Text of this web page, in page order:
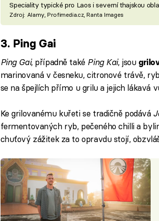
Speciality typické pro Laos i severní thajskou
Zdroj: Alamy, Profimedia.cz, Ranta Images
3. Ping Gai
Ping Gai, případně také Ping Kai, jsou
marinovaná v česneku, citronové trávě,
se na špejlích přímo u grilu a jejich lákavá
Ke grilovanému kuřeti se tradičně podává
fermentovaných ryb, pečeného chilli a
chuťový zážitek za to opravdu stojí,